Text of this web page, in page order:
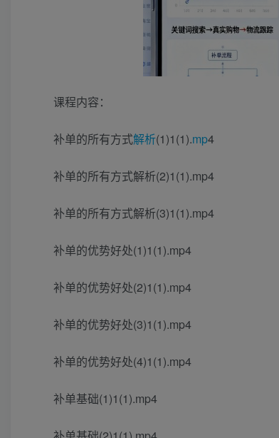
课程内容：
补单的所有方式解析(1)1(1).mp4
补单的所有方式解析(2)1(1).mp4
补单的所有方式解析(3)1(1).mp4
补单的优势好处(1)1(1).mp4
补单的优势好处(2)1(1).mp4
补单的优势好处(3)1(1).mp4
补单的优势好处(4)1(1).mp4
补单基础(1)1(1).mp4